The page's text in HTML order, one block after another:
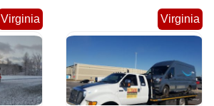
Virginia Virginia